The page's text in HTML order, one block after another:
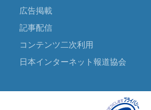
広告掲載
記事配信
コンテンツ二次利用
日本インターネット報道協会